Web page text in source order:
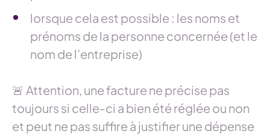
lorsque cela est possible : les noms et
prénoms de la personne concernée (et le
nom de l’entreprise)
🚨 Attention, une facture ne précise pas
toujours si celle-ci a bien été réglée ou non
et peut ne pas suffire à justifier une dépense